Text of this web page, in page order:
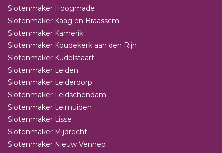
Slotenmaker Hoogmade
Slotenmaker Kaag en Braassem
Slotenmaker Kamerik
Slotenmaker Koudekerk aan den Rijn
Slotenmaker Kudelstaart
Slotenmaker Leiden
Slotenmaker Leiderdorp
Slotenmaker Leidschendam
Slotenmaker Leimuiden
Slotenmaker Lisse
Slotenmaker Mijdrecht
Slotenmaker Nieuw Vennep